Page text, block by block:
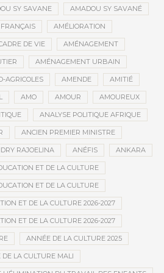
SY SAVANE AMADOU SY SAVANÉ
AMÉLIORATION
DE VIE AMÉNAGEMENT
AMÉNAGEMENT URBAIN
AGRICOLES AMENDE AMITIÉ
AMO AMOUR AMOUREUX
ANALYSE POLITIQUE AFRIQUE
ANCIEN PREMIER MINISTRE
RAJOELINA ANÉFIS ANKARA
ET DE LA CULTURE
ET DE LA CULTURE
ET DE LA CULTURE 2026-2027
ET DE LA CULTURE 2026-2027
ANNÉE DE LA CULTURE 2025
LA CULTURE MALI